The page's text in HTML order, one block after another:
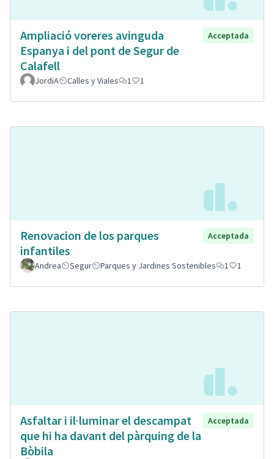
Ampliació voreres avinguda
Espanya i del pont de Segur de
Calafell
Acceptada
JordiA Calles y Viales 1 1
Renovacion de los parques
infantiles
Acceptada
Andrea Segur Parques y Jardines Sostenibles 1 1
Asfaltar i il·luminar el descampat
que hi ha davant del pàrquing de la
Bòbila
Acceptada